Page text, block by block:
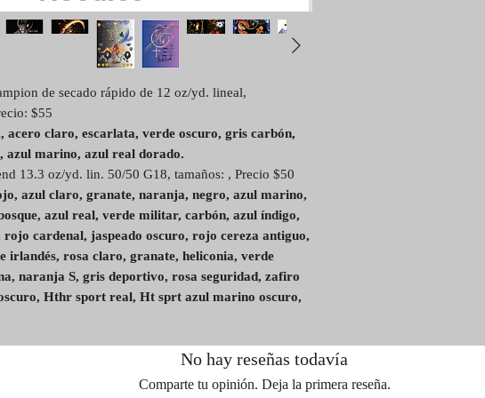
de secado rápido de 12 oz/yd. lineal,
$55
acero claro, escarlata, verde oscuro, gris carbón,
azul marino, azul real dorado.
13.3 oz/yd. lin. 50/50 G18, tamaños: , Precio $50
azul claro, granate, naranja, negro, azul marino,
azul real, verde militar, carbón, azul índigo,
cardenal, jaspeado oscuro, rojo cereza antiguo,
irlandés, rosa claro, granate, heliconia, verde
naranja S, gris deportivo, rosa seguridad, zafiro
Hthr sport real, Ht sprt azul marino oscuro,
No hay reseñas todavía
Comparte tu opinión. Deja la primera reseña.